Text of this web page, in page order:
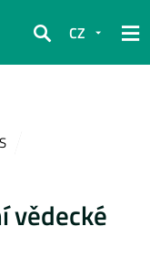
Hledat
CZ
vědecké